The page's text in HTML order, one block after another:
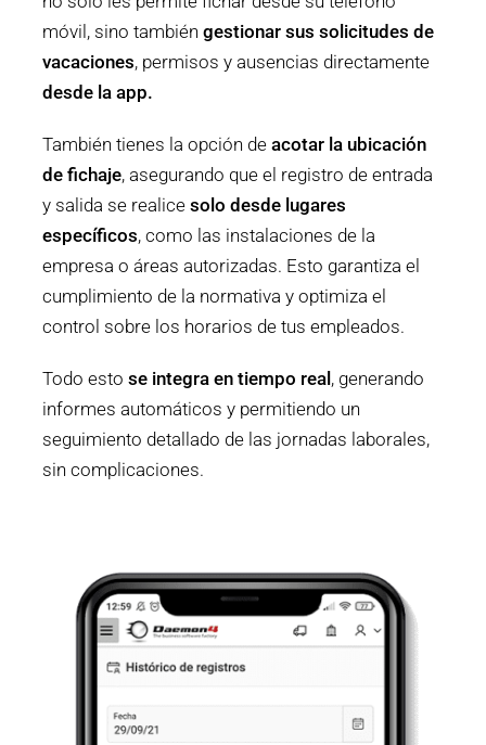
móvil, sino también gestionar sus solicitudes de
vacaciones, permisos y ausencias directamente
desde la app.
También tienes la opción de acotar la ubicación
de fichaje, asegurando que el registro de entrada
y salida se realicesolo desde lugares
específicos, como las instalaciones de la
empresa o áreas autorizadas. Esto garantiza el
cumplimiento de la normativa y optimiza el
control sobre los horarios de tus empleados.
Todo esto se integra en tiempo real , generando
informes automáticos y permitiendo un
seguimiento detallado de las jornadas laborales,
sin complicaciones.